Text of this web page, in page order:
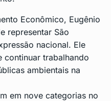
Econômico, Eugênio
representar São
nacional. Ele
trabalhando
ambientais na
em nove categorias no